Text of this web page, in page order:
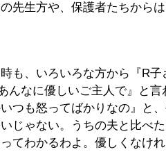
先生方や、保護者たちから
も、いろいろな方から『R
んなに優しいご主人で』と
つも怒ってばかりなの』と
じゃない。うちの夫と比べ
てわかるわよ。優しくなけ